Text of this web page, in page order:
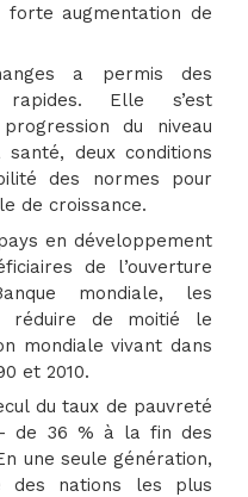
forte augmentation de
a permis des
rapides. Elle s’est
du niveau
deux conditions
des normes pour
de croissance.
en développement
de l’ouverture
mondiale, les
réduire de moitié le
mondiale vivant dans
et 2010.
du taux de pauvreté
de 36 % à la fin des
une seule génération,
des nations les plus